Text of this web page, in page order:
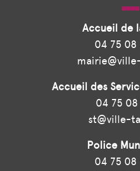
Accueil de
04 75 08
Accueil des
04 75 08
st@ville-
Police
04 75 08